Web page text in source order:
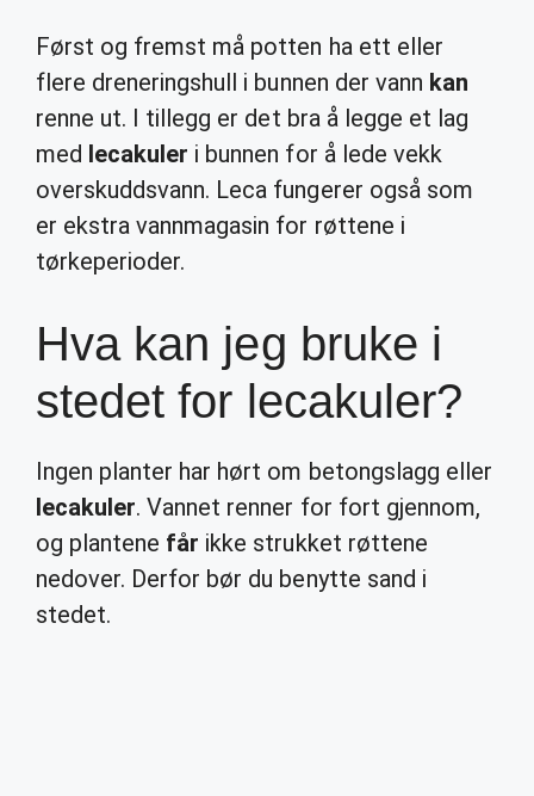
Først og fremst må potten ha ett eller
flere dreneringshull i bunnen der vann kan
renne ut. I tillegg er det bra å legge et lag
med lecakuler i bunnen for å lede vekk
overskuddsvann. Leca fungerer også som
er ekstra vannmagasin for røttene i
tørkeperioder.
Hva kan jeg bruke i
stedet for lecakuler?
Ingen planter har hørt om betongslagg eller
lecakuler. Vannet renner for fort gjennom,
og plantene får ikke strukket røttene
nedover. Derfor bør du benytte sand i
stedet.